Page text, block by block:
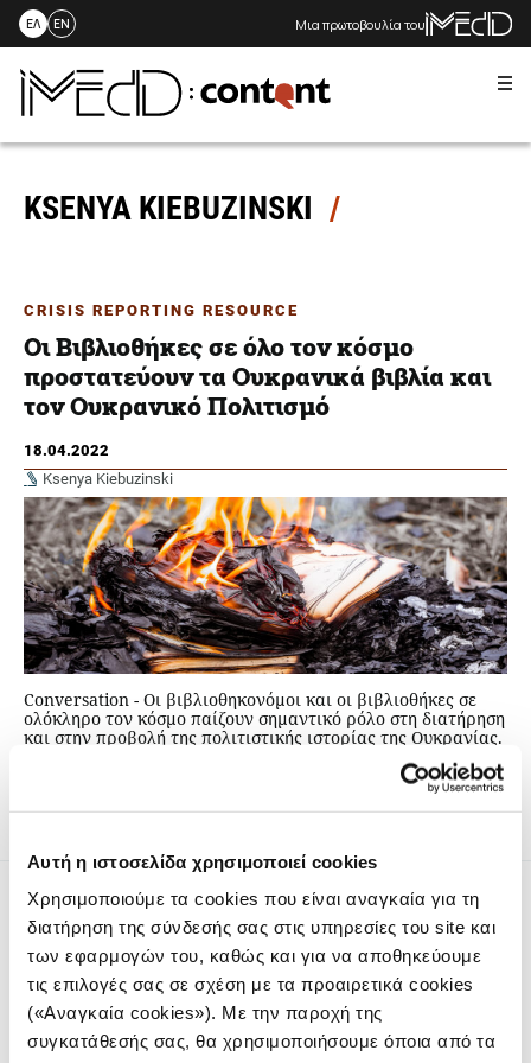
Αυτή η ιστοσελίδα χρησιμοποιεί cookies
Χρησιμοποιούμε τα cookies που είναι αναγκαία για τη
διατήρηση της σύνδεσής σας στις υπηρεσίες του site και
των εφαρμογών του, καθώς και για να αποθηκεύουμε
τις επιλογές σας σε σχέση με τα προαιρετικά cookies
(«Αναγκαία cookies»). Με την παροχή της
συγκατάθεσής σας, θα χρησιμοποιήσουμε όποια από τα
Skip
content
ΕΛ EN Μια πρωτοβουλία του
KSENYA KIEBUZINSKI
CRISIS REPORTING RESOURCE
Οι Βιβλιοθήκες σε όλο τον κόσμο
προστατεύουν τα Ουκρανικά βιβλία και
τον Ουκρανικό Πολιτισμό
18.04.2022
Ksenya Kiebuzinski
Conversation - Οι βιβλιοθηκονόμοι και οι βιβλιοθήκες σε
ολόκληρο τον κόσμο παίζουν σημαντικό ρόλο στη διατήρηση
και στην προβολή της πολιτιστικής ιστορίας της Ουκρανίας.
Το iMEdD είναι ένας μη κερδοσκοπικός δημοσιογραφικός
οργανισμός που ιδρύθηκε το 2018 με αποκλειστική δωρεά